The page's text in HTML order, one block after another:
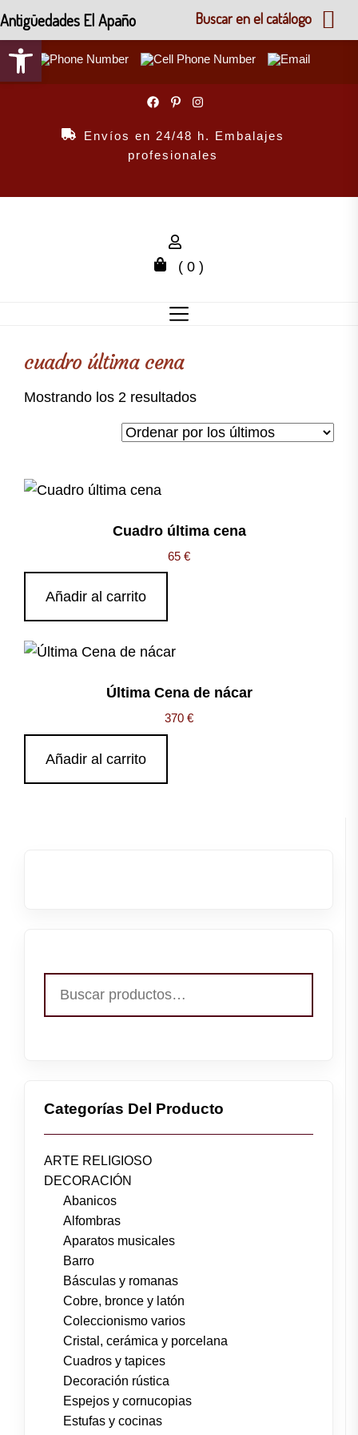
Abrir barra de herramientas
Envíos en 24/48 h. Embalajes
profesionales
( 0 )
cuadro última cena
Mostrando los 2 resultadosOrdenado
los
Cuadro última cena
65 €
Añadir al carrito
Última Cena de nácar
370 €
Añadir al carrito
por:
Categorías Del Producto
ARTE RELIGIOSO
DECORACIÓN
Abanicos
Alfombras
Aparatos musicales
Barro
Básculas y romanas
Cobre, bronce y latón
Coleccionismo varios
Cristal, cerámica y porcelana
Cuadros y tapices
Decoración rústica
Espejos y cornucopias
Estufas y cocinas
Antigüedades El Apaño Buscar en el catálogo